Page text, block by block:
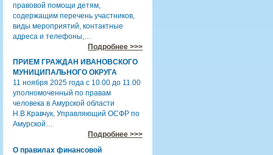
правовой помощи детям,
содержащим перечень участников,
виды мероприятий, контактные
адреса и телефоны,…
Подробнее >>>
ПРИЕМ ГРАЖДАН ИВАНОВСКОГО
МУНИЦИПАЛЬНОГО ОКРУГА
11 ноября 2025 года с 10.00 до 11.00
уполномоченный по правам
человека в Амурской области
Н.В.Кравчук, Управляющий ОСФР по
Амурской…
Подробнее >>>
О правилах финансовой